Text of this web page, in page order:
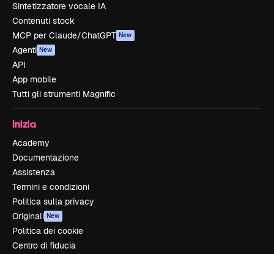
Sintetizzatore vocale IA
Contenuti stock
MCP per Claude/ChatGPT New
Agenti New
API
App mobile
Tutti gli strumenti Magnific
Inizia
Academy
Documentazione
Assistenza
Termini e condizioni
Politica sulla privacy
Originali New
Politica dei cookie
Centro di fiducia